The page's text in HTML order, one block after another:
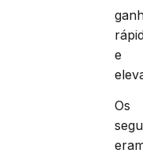
e
Os